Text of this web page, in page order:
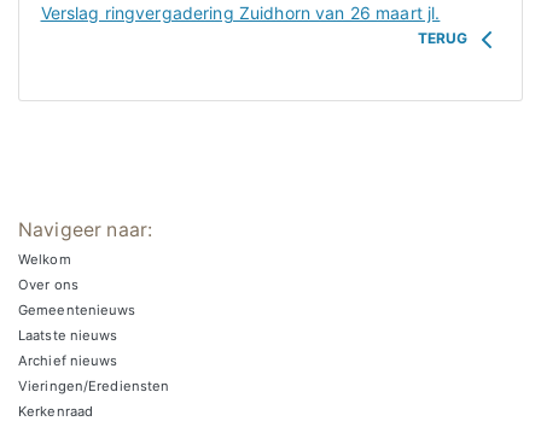
Verslag ringvergadering Zuidhorn van 26 maart jl.
TERUG
Navigeer naar:
Welkom
Over ons
Gemeentenieuws
Laatste nieuws
Archief nieuws
Vieringen/Erediensten
Kerkenraad